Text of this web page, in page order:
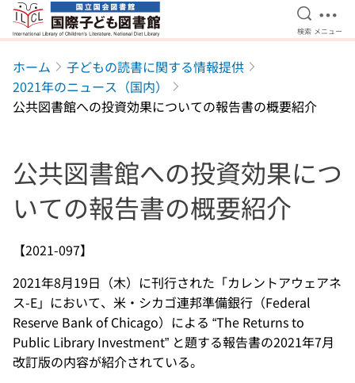
本文へ移動
検索を
検索 メ
メニュー
ホーム
子どもの読書に関する情報提供
2021年のニュース（国内）
公共図書館への投資効果についての報告書の概要紹介
公共図書館への投資効果につ
いての報告書の概要紹介
【2021-097】
2021年8月19日（木）に刊行された「カレントアウェアネ
ス-E」において、米・シカゴ連邦準備銀行（Federal
Reserve Bank of Chicago）による “The Returns to
Public Library Investment” と題する報告書の2021年7月
改訂版の内容が紹介されている。